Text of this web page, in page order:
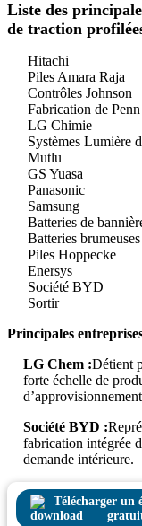
Liste des
de traction
Hitachi
Piles Amara Raja
Contrôles Johnson
Fabrication de
LG Chimie
Systèmes Lumière
Mutlu
GS Yuasa
Panasonic
Samsung
Batteries de
Batteries brumeuses
Piles Hoppecke
Enersys
Société BYD
Sortir
Principales
LG Chem :Détient
forte échelle de
Société BYD :
fabrication intégrée
demande intérieure.
Télécharger un